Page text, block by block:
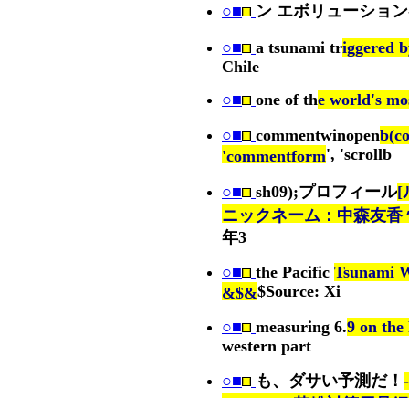
○■
ン エボリューショ
○■
a tsunami triggered
Chile
○■ one of the world's
○■
commentwinopen
'commentform', 'scrollb
○■ sh09);プロフィール[
ニックネーム：中森友香
年3
○■ the Pacific Tsunami
&$&$Source: Xi
○■
measuring 6.9 on the
western part
○■ も、ダサい予測だ！